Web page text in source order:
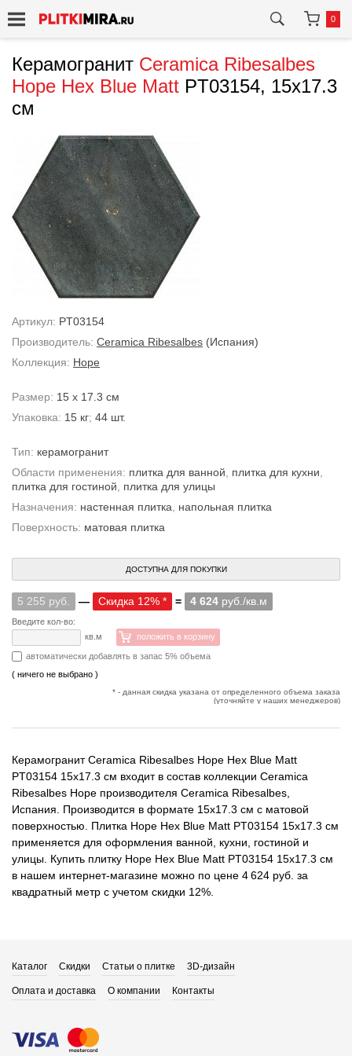
0
Керамогранит Ceramica Ribesalbes
Hope Hex Blue Matt PT03154, 15x17.3
см
Артикул: PT03154
Производитель: Ceramica Ribesalbes (Испания)
Коллекция: Hope
Размер: 15 x 17.3 см
Упаковка: 15 кг; 44 шт.
Тип: керамогранит
Области применения: плитка для ванной плитка для кухни
плитка для гостиной
плитка для улицы
Назначения: настенная плитка
напольная плитка
Поверхность: матовая плитка
ДОСТУПНА ДЛЯ ПОКУПКИ
5 255 руб. — Скидка 12% * = 4 624 руб./кв.м
Введите кол-во:
кв.м
положить в корзину
автоматически добавлять в запас 5% объема
( ничего не выбрано )
* - данная скидка указана от определенного объема заказа
(уточняйте у наших менеджеров)
Керамогранит Ceramica Ribesalbes Hope Hex Blue Matt
PT03154 15x17.3 см входит в состав коллекции Ceramica
Ribesalbes Hope производителя Ceramica Ribesalbes,
Испания. Производится в формате 15x17.3 см с матовой
поверхностью. Плитка Hope Hex Blue Matt PT03154 15x17.3 см
применяется для оформления ванной, кухни, гостиной и
улицы. Купить плитку Hope Hex Blue Matt PT03154 15x17.3 см
в нашем интернет-магазине можно по цене 4 624 руб. за
квадратный метр с учетом скидки 12%.
Каталог Скидки Статьи о плитке 3D-дизайн
Оплата и доставка О компании Контакты